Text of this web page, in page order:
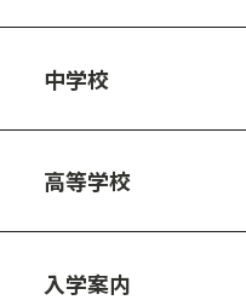
中学校
高等学校
入学案内